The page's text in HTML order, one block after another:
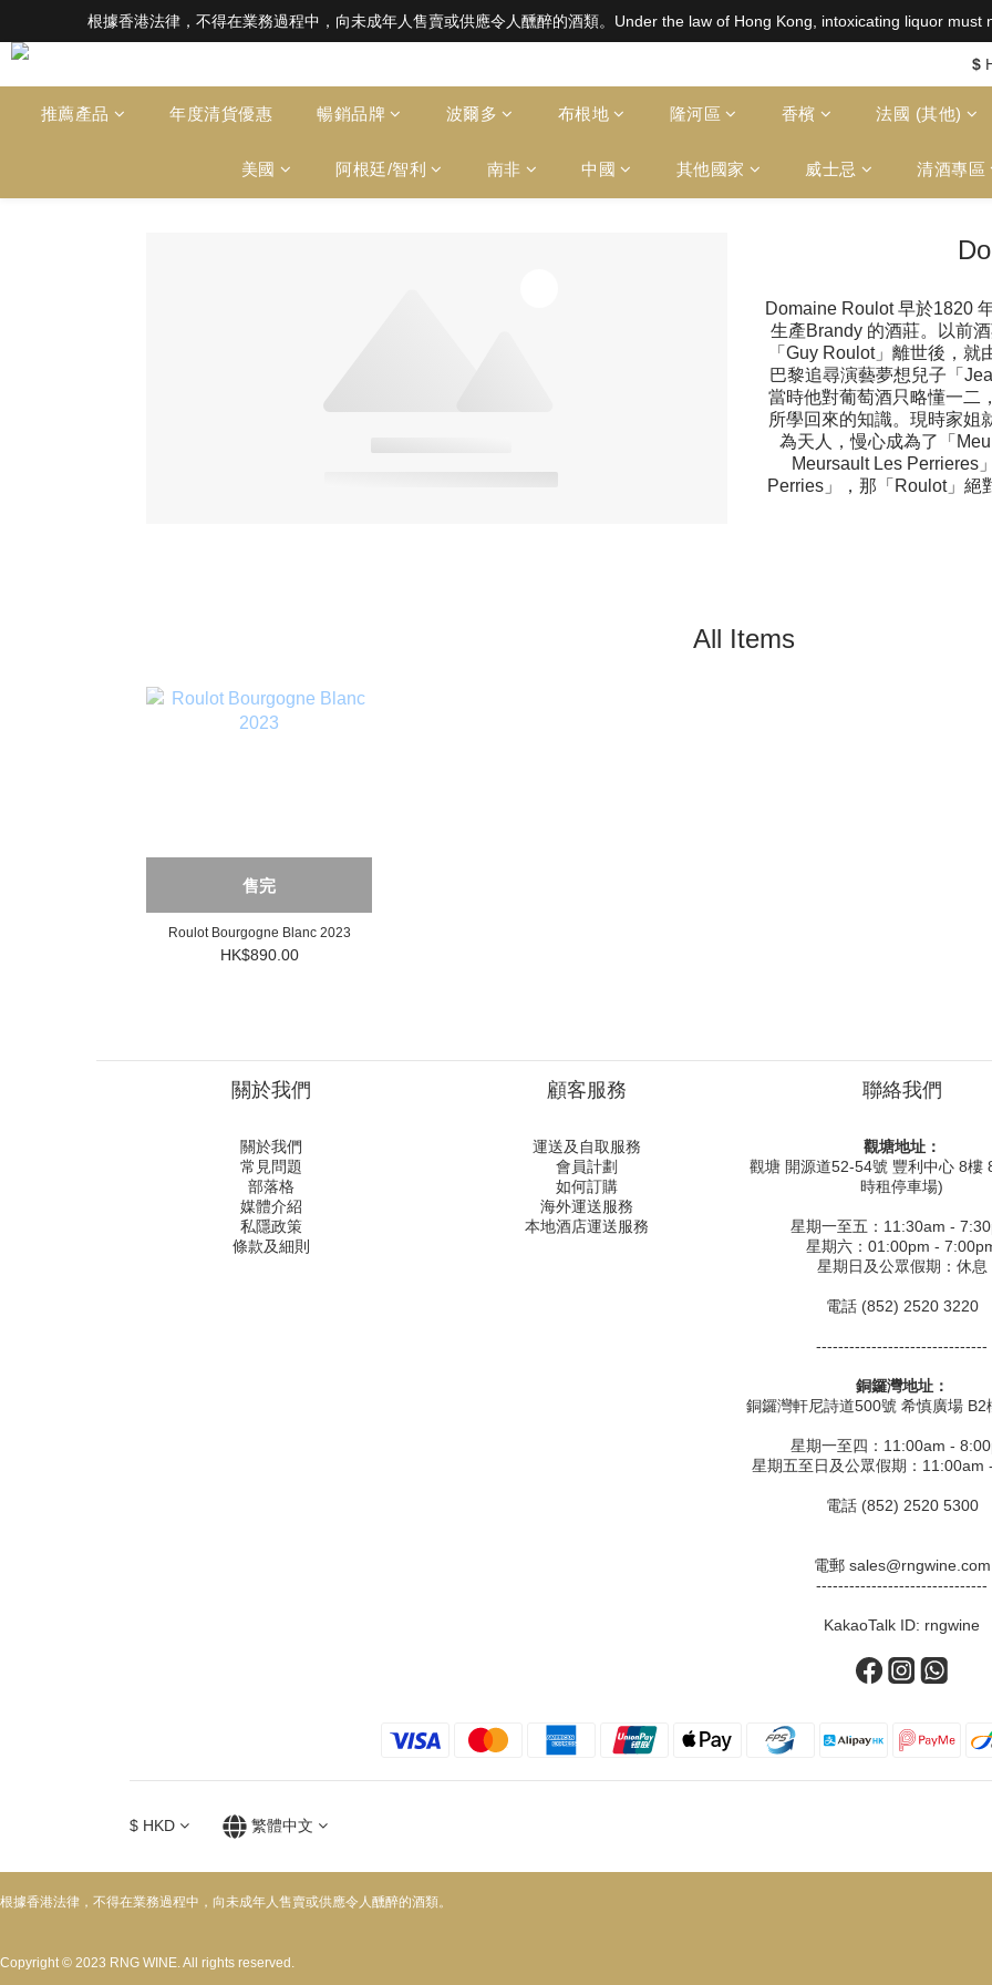
根據香港法律，不得在業務過程中，向未成年人售賣或供應令人醺醉的酒類。Under the law of Hong Kong, intoxicating liquor
根據香港法律，不得在業務過程中，向未成年人售賣或供應令人醺醉的酒類。Under the law of Hong Kong, intoxicating liquor
全店滿HK$1000 免運費（香港）； HK$2500 免運費（澳門）； SGD800 免運費（新加坡）；TWD20,000免
根據香港法律，不得在業務過程中，向未成年人售賣或供應令人醺醉的酒類。Under the law of Hong Kong, intoxicating liquor
$
推薦產品 年度清貨優惠 暢銷品牌 波爾多 布根地 隆河區 香檳 法國 (其他)
美國 阿根廷/智利 南非 中國 其他國家 威士忌 清酒專區
Domaine Roulot 早於1820
生產Brandy 的酒莊。以前
「Guy Roulot」離世後，
巴黎追尋演藝夢想兒子「
當時他對葡萄酒只略懂一二
所學回來的知識。現時家姐
為天人，慢心成為了「
Meursault Les Perrieres
Perries」，那「Roulot」絕
All Items
售完
Roulot Bourgogne Blanc 2023
HK$890.00
關於我們
關於我們
常見問題
部落格
媒體介紹
私隱政策
條款及細則
顧客服務
運送及自取服務
會員計劃
如何訂購
海外運送服務
本地酒店運送服務
聯絡我們
觀塘地址：
觀塘 開源道52-54號 豐利中心 8樓
時租停車場)
星期一至五：11:30am -
星期六：01:00pm -
星期日及公眾假期：休息
電話 (852) 2520 3220
-------------------------------
銅鑼灣地址：
銅鑼灣軒尼詩道500號 希慎廣場 B2
星期一至四：11:00am -
星期五至日及公眾假期：11:00am
電話 (852) 2520 5300
電郵 sales@rngwine.com
-------------------------------
KakaoTalk ID: rngwine
$ HKD 繁體中文
根據香港法律，不得在業務過程中，向未成年人售賣或供應令人醺醉的酒類。
Copyright © 2023 RNG WINE. All rights reserved.